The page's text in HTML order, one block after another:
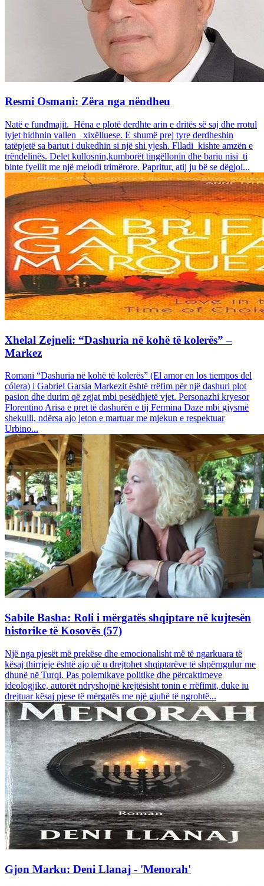
Resmi Osmani: Zëra nga nëndheu
Natë e fundmajit. Hëna e plotë derdhte arin e dritës së saj dhe rrotul
lyjet hidhnin vallen xixëlluese. E shumë prej tyre derdheshin
tatëpjetë sa bariut i dukedhin si një shi yjesh. Flladi kishte amzën e
trëndelinës. Delet kullosnin,kumborët tingëllonin dhe bariu nisi ti
binte fyellit me një melodi trimërore. Papritur, atij ju bë se dëgjoi...
Xhelal Zejneli: “Dashuria në kohë të kolerës” –
Markez
Romani “Dashuria në kohë të kolerës” (El amor en los tiempos del
cólera) i Gabriel Garsia Markezit është rrëfim për një dashuri plot
pasion dhe durim që zgjat mbi pesëdhjetë vjet. Personazhi kryesor
Florentino Arisa e pret të dashurën e tij Fermina Daze mbi gjysmë
shekulli, ndërsa ajo jeton e martuar me mjekun e respektuar
Urbino...
Sabile Basha: Roli i mërgatës shqiptare në kujtesën
historike të Kosovës (57)
Një nga pjesët më prekëse dhe emocionalisht më të ngarkuara të
kësaj thirrjeje është ajo që u drejtohet shqiptarëve të shpërngulur me
dhunë në Turqi. Pas polemikave politike dhe përcaktimeve
ideologjike, autorët ndryshojnë krejtësisht tonin e rrëfimit, duke iu
drejtuar kësaj pjese të mërgatës me një gjuhë të ngrohtë...
Gjon Marku: Deni Llanaj - 'Menorah'